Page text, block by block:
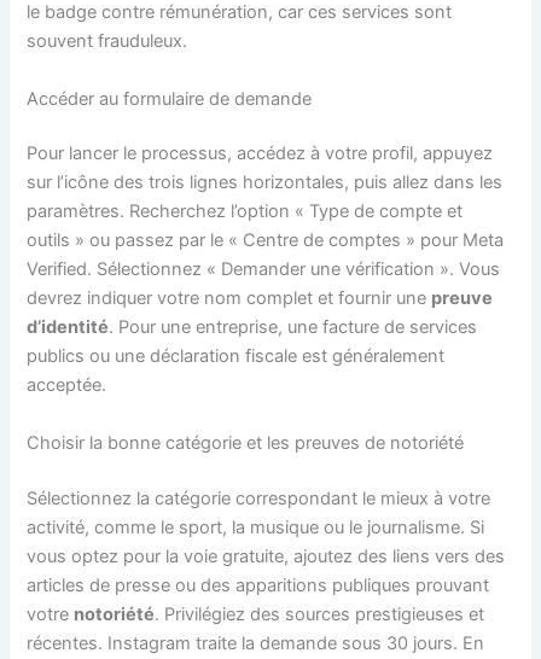
le badge contre rémunération, car ces services sont
souvent frauduleux.
Accéder au formulaire de demande
Pour lancer le processus, accédez à votre profil, appuyez
sur l’icône des trois lignes horizontales, puis allez dans les
paramètres. Recherchez l’option « Type de compte et
outils » ou passez par le « Centre de comptes » pour Meta
Verified. Sélectionnez « Demander une vérification ». Vous
devrez indiquer votre nom complet et fournir une preuve
d’identité. Pour une entreprise, une facture de services
publics ou une déclaration fiscale est généralement
acceptée.
Choisir la bonne catégorie et les preuves de notoriété
Sélectionnez la catégorie correspondant le mieux à votre
activité, comme le sport, la musique ou le journalisme. Si
vous optez pour la voie gratuite, ajoutez des liens vers des
articles de presse ou des apparitions publiques prouvant
votre notoriété. Privilégiez des sources prestigieuses et
récentes. Instagram traite la demande sous 30 jours. En